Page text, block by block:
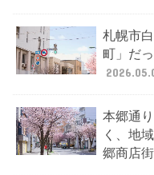
札幌市
町」だ
本郷通
く、地
郷商店街